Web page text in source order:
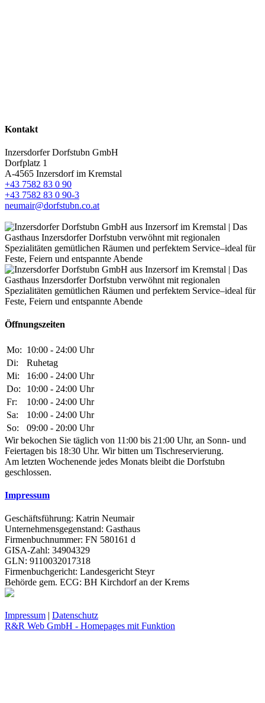
Kontakt
Inzersdorfer Dorfstubn GmbH
Dorfplatz 1
A-4565 Inzersdorf im Kremstal
+43 7582 83 0 90
+43 7582 83 0 90-3
neumair@dorfstubn.co.at
Öffnungszeiten
Mo: 10:00 - 24:00 Uhr
Di:
Ruhetag
Mi:
16:00 - 24:00 Uhr
Do:
10:00 - 24:00 Uhr
Fr:
10:00 - 24:00 Uhr
Sa:
10:00 - 24:00 Uhr
So:
09:00 - 20:00 Uhr
Wir bekochen Sie täglich von 11:00 bis 21:00 Uhr, an Sonn- und
Feiertagen bis 18:30 Uhr. Wir bitten um Tischreservierung.
Am letzten Wochenende jedes Monats bleibt die Dorfstubn
geschlossen.
Impressum
Geschäftsführung: Katrin Neumair
Unternehmensgegenstand: Gasthaus
Firmenbuchnummer: FN 580161 d
GISA-Zahl: 34904329
GLN: 9110032017318
Firmenbuchgericht: Landesgericht Steyr
Behörde gem. ECG: BH Kirchdorf an der Krems
Impressum | Datenschutz
R&R Web GmbH - Homepages mit Funktion